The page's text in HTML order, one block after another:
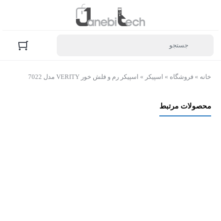
خانه » فروشگاه » اسپیکر » اسپیکر رم و فلش خور VERITY مدل 7022
محصولات مرتبط